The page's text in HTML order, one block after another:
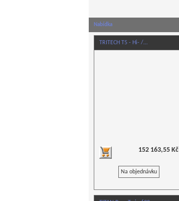
Nabídka
TRITECH T5 - Hi- /…
152 163,55 Kč
Na objednávku